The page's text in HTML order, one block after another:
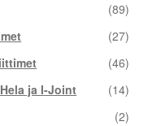
(89)
(27)
(46)
ja I-Joint
(14)
(2)